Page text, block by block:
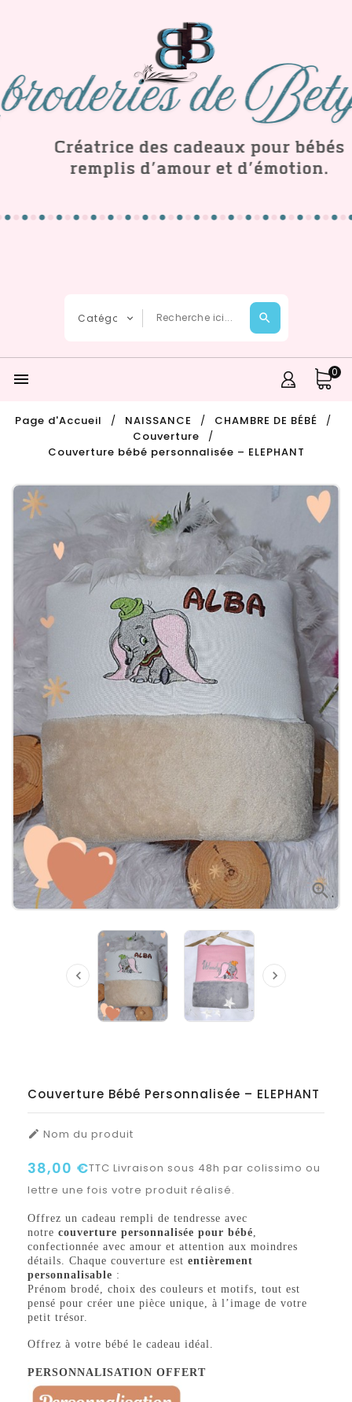
 0
Page d'Accueil NAISSANCE
CHAMBRE DE BÉBÉ
Couverture
Couverture bébé personnalisée – ELEPHANT

 
Couverture Bébé Personnalisée – ELEPHANT
 Nom du produit
38,00 €TTC Livraison sous 48h par colissimo ou
lettre une fois votre produit réalisé.
Offrez un cadeau rempli de tendresse avec
notre couverture personnalisée pour bébé
confectionnée avec amour et attention aux moindres
détails. Chaque couverture est entièrement
personnalisable :
Prénom brodé, choix des couleurs et motifs, tout est
pensé pour créer une pièce unique, à l’image de votre
petit trésor.
Offrez à votre bébé le cadeau idéal.
PERSONNALISATION OFFERT